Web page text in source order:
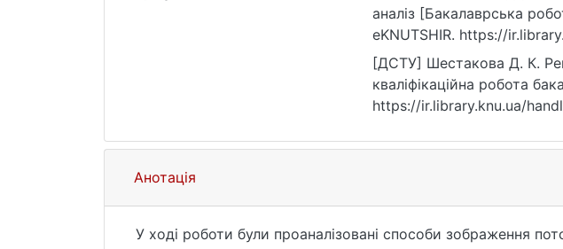
аналіз [Бакалаврська
eKNUTSHIR. https://
[ДСТУ] Шестакова Д. К.
кваліфікаційна робота
https://ir.library.knu.ua/
Анотація
У ході роботи були проаналізовані способи зображення